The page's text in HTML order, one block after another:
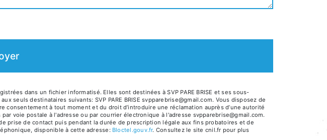
dans un fichier informatisé. Elles sont destinées à SVP PARE BRISE et ses sous-
seuls destinataires suivants: SVP PARE BRISE svpparebrise@gmail.com. Vous disposez de
consentement à tout moment et du droit d’introduire une réclamation auprès d’une autorité
voie postale à l'adresse ou par courrier électronique à l'adresse svpparebrise@gmail.com.
prise de contact puis pendant la durée de prescription légale aux fins probatoires et de
disponible à cette adresse: Bloctel.gouv.fr. Consultez le site cnil.fr pour plus